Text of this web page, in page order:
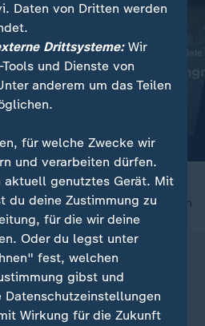
: Ukraine trifft neue Ziele
"Deutlicher
Alltag"
nach oben
Daten von Dritten werden
Drittsysteme:Wir
und Dienste von
anderem um das Teilen
für welche Zwecke wir
und verarbeiten dürfen.
genutztes Gerät. Mit
du deine Zustimmung zu
für die wir deine
Oder du legst unter
fest, welchen
gibst und
Wirkung für die Zukunft